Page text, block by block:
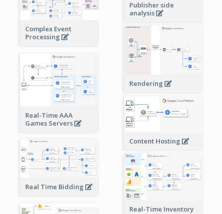
Publisher side
analysis
Complex Event
Processing
Rendering
Real-Time AAA
Games Servers
Content Hosting
Real Time Bidding
Real-Time Inventory